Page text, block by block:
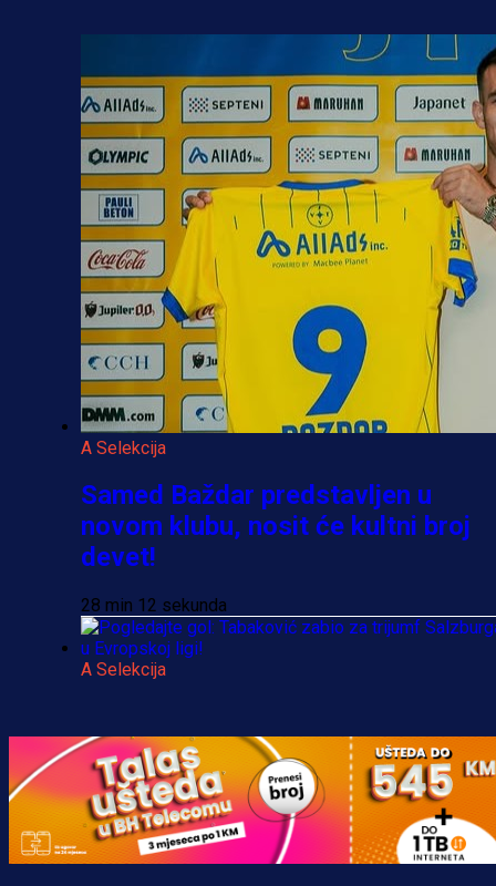
A Selekcija
Samed Baždar predstavljen u
novom klubu, nosit će kultni broj
devet!
28 min 12 sekunda
A Selekcija
trijumf Salzburga u Evropskoj ligi!
4 h 14 min